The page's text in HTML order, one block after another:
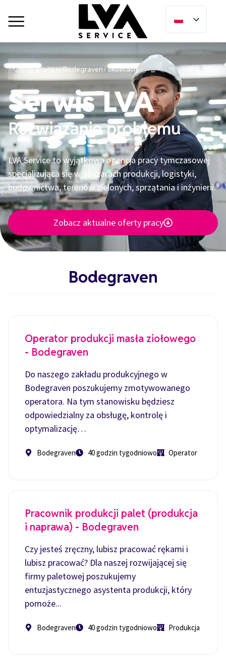
Oferty pracy w Bodegraven i okolicach
Serwis LVA
Rozwiązanie problemu
LVA Service to wyjątkowa agencja pracy tymczasowej
specjalizująca się w obszarach produkcji, logistyki,
budownictwa, terenów zielonych, sprzątania i inżynierii.
Zobacz aktualne oferty pracy
Bodegraven
Operator produkcji masła ziołowego
- Bodegraven
Do naszego zakładu produkcyjnego w
Bodegraven poszukujemy zmotywowanego
operatora. Na tym stanowisku będziesz
odpowiedzialny za obsługę, kontrolę i
optymalizację…
Bodegraven 40 godzin tygodniowo Operator
Pracownik produkcji palet (produkcja
i naprawa) - Bodegraven
Czy jesteś zręczny, lubisz pracować rękami i
lubisz pracować? Dla naszej rozwijającej się
firmy paletowej poszukujemy
entuzjastycznego asystenta produkcji, który
pomoże...
Bodegraven 40 godzin tygodniowo Produkcja